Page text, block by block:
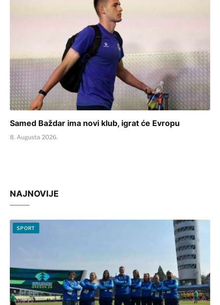
Samed Baždar ima novi klub, igrat će Evropu
8. Augusta 2026.
NAJNOVIJE
SPORT